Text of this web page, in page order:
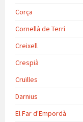
Corça
Cornellà de Terri
Creixell
Crespià
Cruïlles
Darnius
El Far d'Empordà